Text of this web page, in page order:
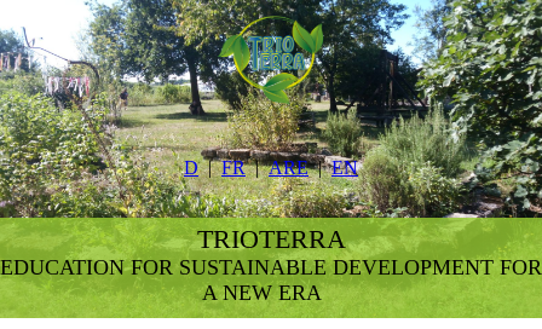
D FR ARE EN
TRIOTERRA
EDUCATION FOR SUSTAINABLE DEVELOPMENT FOR
A NEW ERA